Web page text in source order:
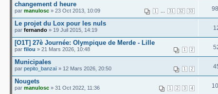
changement d heure
1 31 32 33
par manulosc » 23 Oct 2013, 10:09
Le projet du Lox pour les nuls
par fernando » 19 Juil 2015, 14:19
[O1T] 27è Journée: Olympique de Merde - Lille
1 2
par filou » 21 Mars 2026, 10:48
Municipales
1 2
par pepito_banzaï » 12 Mars 2026, 20:50
Nougets
1 2 3 4
par manulosc » 31 Oct 2022, 11:36